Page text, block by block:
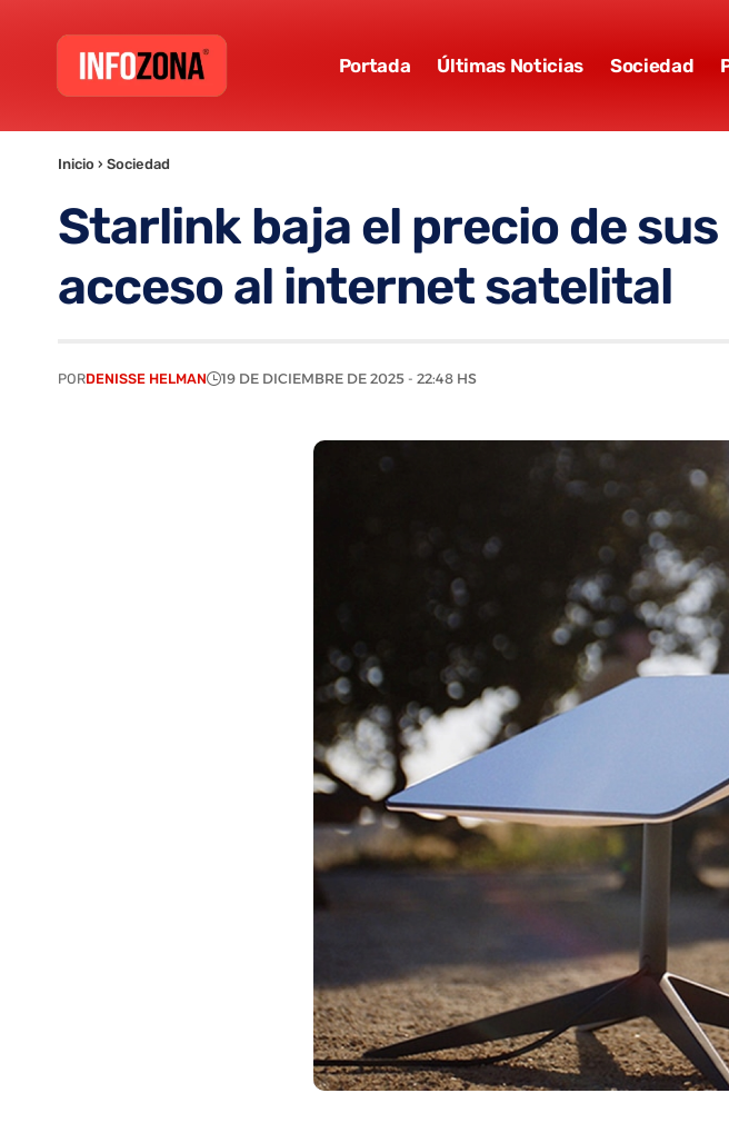
Portada Últimas Noticias Sociedad
Inicio › Sociedad
Starlink baja el precio de
acceso al internet satelital
PORDENISSE HELMAN 19 DE DICIEMBRE DE 2025 - 22:48 HS